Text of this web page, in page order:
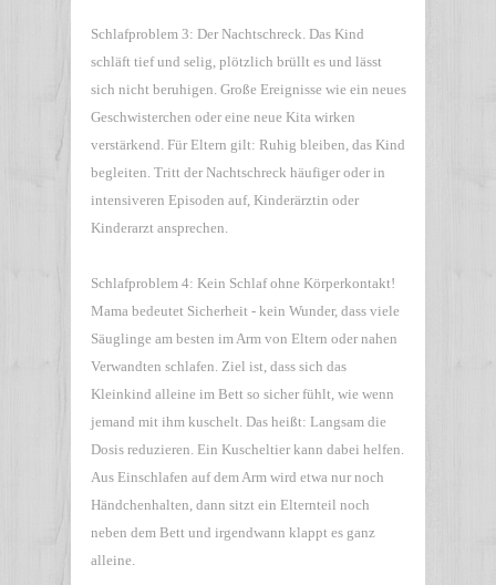
Schlafproblem 3: Der Nachtschreck. Das Kind
schläft tief und selig, plötzlich brüllt es und lässt
sich nicht beruhigen. Große Ereignisse wie ein neues
Geschwisterchen oder eine neue Kita wirken
verstärkend. Für Eltern gilt: Ruhig bleiben, das Kind
begleiten. Tritt der Nachtschreck häufiger oder in
intensiveren Episoden auf, Kinderärztin oder
Kinderarzt ansprechen.
Schlafproblem 4: Kein Schlaf ohne Körperkontakt!
Mama bedeutet Sicherheit - kein Wunder, dass viele
Säuglinge am besten im Arm von Eltern oder nahen
Verwandten schlafen. Ziel ist, dass sich das
Kleinkind alleine im Bett so sicher fühlt, wie wenn
jemand mit ihm kuschelt. Das heißt: Langsam die
Dosis reduzieren. Ein Kuscheltier kann dabei helfen.
Aus Einschlafen auf dem Arm wird etwa nur noch
Händchenhalten, dann sitzt ein Elternteil noch
neben dem Bett und irgendwann klappt es ganz
alleine.